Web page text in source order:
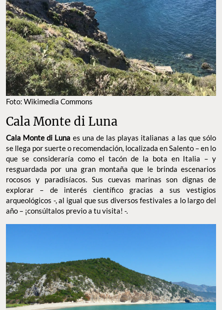
FOTO: WIKIMEDIA COMMONS
Cala Monte di Luna
Cala Monte di Lunaes una de las playas italianas a las que sólo
se llega por suerte o recomendación, localizada en Salento – en
lo que se consideraría como el tacón de la bota en Italia – y
año – ¡consúltalos previo a tu visita! -.